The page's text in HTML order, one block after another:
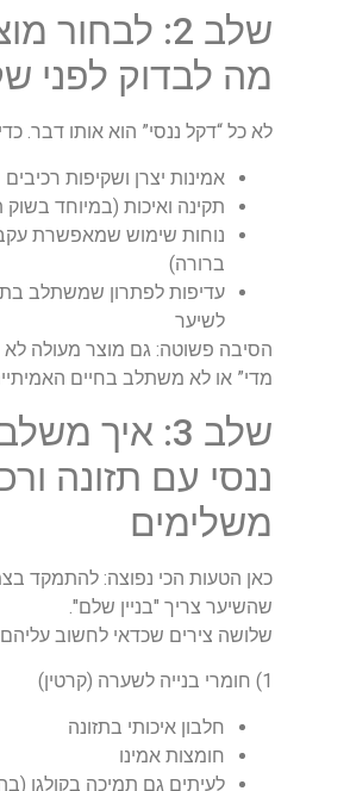
שלב 2: לבחור
מה לבדוק לפני
לא כל “דקל ננסי” הוא אותו דבר.
אמינות יצרן ושקיפות רכיבים
תקינה ואיכות (במיוחד בשוק
נוחות שימוש שמאפשרת
ברורה)
עדיפות לפתרון שמשתלב
לשיער
הסיבה פשוטה: גם מוצר מעולה לא
מדי” או לא משתלב בחיים
שלב 3: איך
ננסי עם תזונה
משלימים
כאן הטעות הכי נפוצה: להתמקד
שהשיער צריך "בניין שלם".
שלושה צירים שכדאי לחשוב עליהם
1) חומרי בנייה לשערה (קרטין)
חלבון איכותי בתזונה
חומצות אמינו
לעיתים גם תמיכה בקולגן